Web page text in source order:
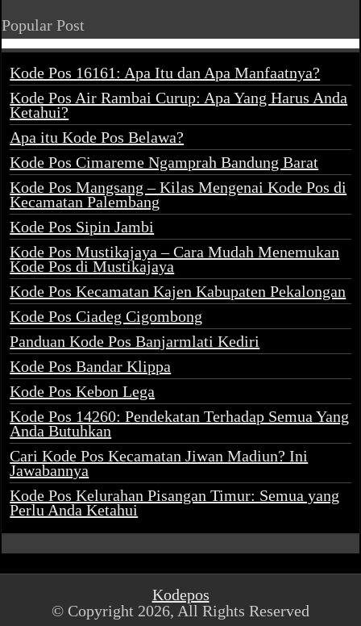
Popular Post
Kode Pos 16161: Apa Itu dan Apa Manfaatnya?
Kode Pos Air Rambai Curup: Apa Yang Harus Anda
Ketahui?
Apa itu Kode Pos Belawa?
Kode Pos Cimareme Ngamprah Bandung Barat
Kode Pos Mangsang – Kilas Mengenai Kode Pos di
Kecamatan Palembang
Kode Pos Sipin Jambi
Kode Pos Mustikajaya – Cara Mudah Menemukan
Kode Pos di Mustikajaya
Kode Pos Kecamatan Kajen Kabupaten Pekalongan
Kode Pos Ciadeg Cigombong
Panduan Kode Pos Banjarmlati Kediri
Kode Pos Bandar Klippa
Kode Pos Kebon Lega
Kode Pos 14260: Pendekatan Terhadap Semua Yang
Anda Butuhkan
Cari Kode Pos Kecamatan Jiwan Madiun? Ini
Jawabannya
Kode Pos Kelurahan Pisangan Timur: Semua yang
Perlu Anda Ketahui
Kodepos
© Copyright 2026, All Rights Reserved